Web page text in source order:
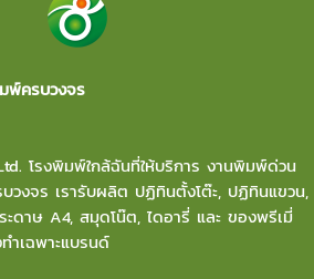
พ์ครบวงจร
โรงพิมพ์ใกล้ฉันที่ให้บริการ งานพิมพ์ด่วน
วงจร เรารับผลิต ปฏิทินตั้งโต๊ะ, ปฏิทินแขวน,
ดาษ A4, สมุดโน๊ต, ไดอารี่ และ ของพรีเมี่
ำเฉพาะแบรนด์